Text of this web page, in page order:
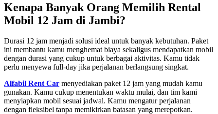
Kenapa Banyak Orang Memilih Rental
Mobil 12 Jam di Jambi?
Durasi 12 jam menjadi solusi ideal untuk banyak kebutuhan. Paket
ini membantu kamu menghemat biaya sekaligus mendapatkan mobil
dengan durasi yang cukup untuk berbagai aktivitas. Kamu tidak
perlu menyewa full-day jika perjalanan berlangsung singkat.
Alfabil Rent Car menyediakan paket 12 jam yang mudah kamu
gunakan. Kamu cukup menentukan waktu mulai, dan tim kami
menyiapkan mobil sesuai jadwal. Kamu mengatur perjalanan
dengan fleksibel tanpa memikirkan batasan yang merepotkan.